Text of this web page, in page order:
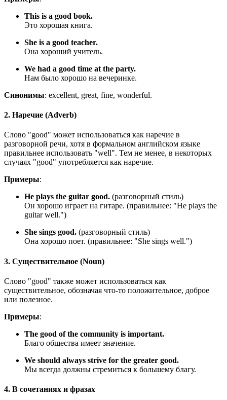
This is a good book.
Это хорошая книга.
She is a good teacher.
Она хороший учитель.
We had a good time at the party.
Нам было хорошо на вечеринке.
Синонимы: excellent, great, fine, wonderful.
2. Наречие (Adverb)
Слово "good" может использоваться как наречие в
разговорной речи, хотя в формальном английском языке
правильнее использовать "well". Тем не менее, в некоторых
случаях "good" употребляется как наречие.
Примеры:
He plays the guitar good. (разговорный стиль)
Он хорошо играет на гитаре. (правильнее: "He plays the
guitar well.")
She sings good. (разговорный стиль)
Она хорошо поет. (правильнее: "She sings well.")
3. Существительное (Noun)
Слово "good" также может использоваться как
существительное, обозначая что-то положительное, доброе
или полезное.
Примеры:
The good of the community is important.
Благо общества имеет значение.
We should always strive for the greater good.
Мы всегда должны стремиться к большему благу.
4. В сочетаниях и фразах